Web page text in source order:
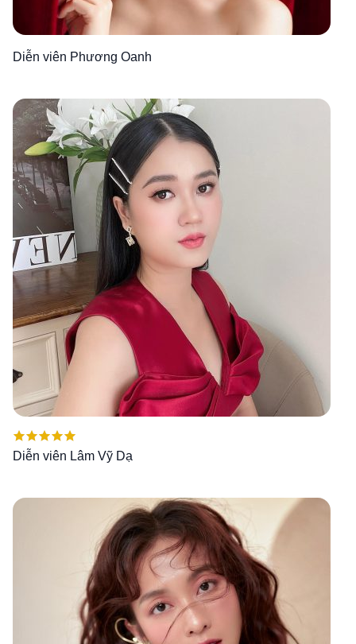
Diễn viên Phương Oanh
Diễn viên Lâm Vỹ Dạ
Được xếp